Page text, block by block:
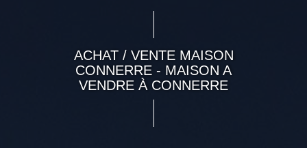
ACHAT / VENTE MAISON
CONNERRE - MAISON A
VENDRE À CONNERRE